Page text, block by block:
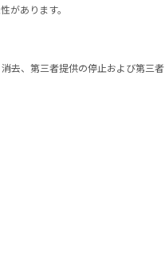
があります。
去、第三者提供の停止および第三者